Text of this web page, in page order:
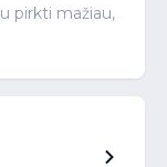
pirkti mažiau,